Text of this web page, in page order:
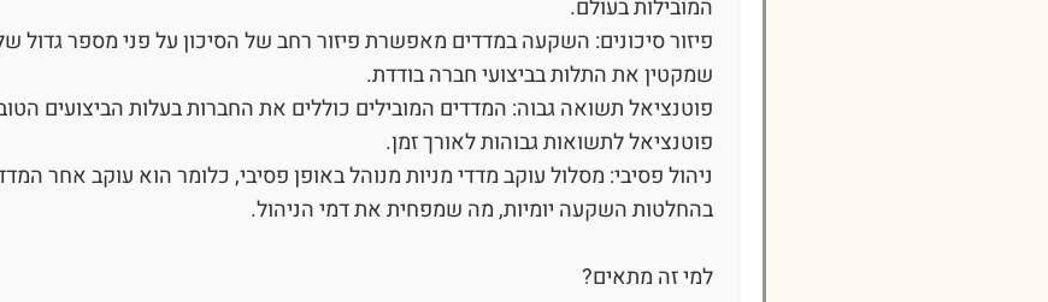
המובילות בעולם.
פיזור סיכונים: השקעה במדדים מאפשרת פיזור רחב של הסיכון על פני מספר גדול
שמקטין את התלות בביצועי חברה בודדת.
פוטנציאל תשואה גבוה: המדדים המובילים כוללים את החברות בעלות הביצועים
פוטנציאל לתשואות גבוהות לאורך זמן.
ניהול פסיבי: מסלול עוקב מדדי מניות מנוהל באופן פסיבי, כלומר הוא עוקב אחר
בהחלטות השקעה יומיות, מה שמפחית את דמי הניהול.
למי זה מתאים?